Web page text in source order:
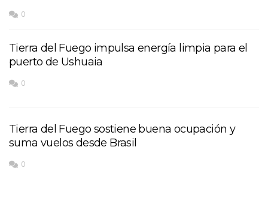
0
Tierra del Fuego impulsa energía limpia para el
puerto de Ushuaia
0
Tierra del Fuego sostiene buena ocupación y
suma vuelos desde Brasil
0